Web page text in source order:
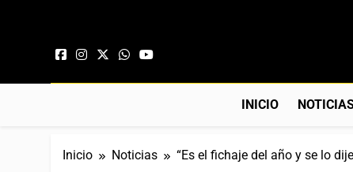
INICIO
Inicio Noticias “Es el fichaje del año y se lo